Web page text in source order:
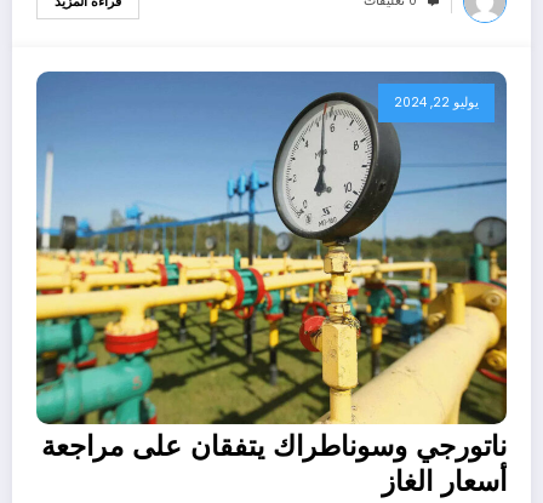
يوليو 22, 2024
ناتورجي وسوناطراك يتفقان على مراجعة
أسعار الغاز